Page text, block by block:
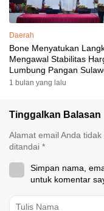
Daerah
Bone Menyatukan
Mengawal Stabilitas
Lumbung Pangan
Selatan
1 bulan yang lalu
Tinggalkan Balasan
Alamat email Anda tidak
ditandai *
Simpan nama,
untuk komentar